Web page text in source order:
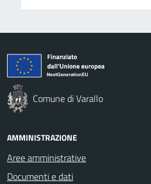
Comune di Varallo
AMMINISTRAZIONE
Aree amministrative
Documenti e dati